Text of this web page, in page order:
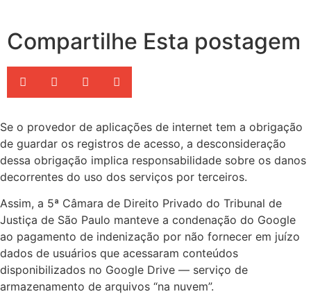
Compartilhe Esta postagem
Se o provedor de aplicações de internet tem a obrigação
de guardar os registros de acesso, a desconsideração
dessa obrigação implica responsabilidade sobre os danos
decorrentes do uso dos serviços por terceiros.
Assim, a 5ª Câmara de Direito Privado do Tribunal de
Justiça de São Paulo manteve a condenação do Google
ao pagamento de indenização por não fornecer em juízo
dados de usuários que acessaram conteúdos
disponibilizados no Google Drive — serviço de
armazenamento de arquivos “na nuvem”.